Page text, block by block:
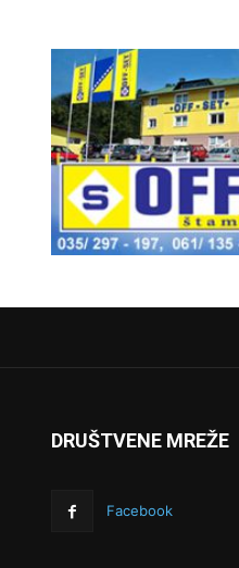
DRUŠTVENE MREŽE
Facebook